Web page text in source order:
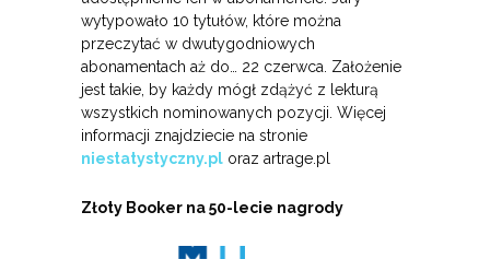
wytypowało 10 tytułów, które można
przeczytać w dwutygodniowych
abonamentach aż do… 22 czerwca. Założenie
jest takie, by każdy mógł zdążyć z lekturą
wszystkich nominowanych pozycji. Więcej
informacji znajdziecie na stronie
niestatystyczny.pl oraz artrage.pl
Złoty Booker na 50-lecie nagrody